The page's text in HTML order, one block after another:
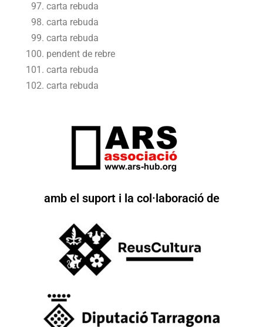
carta rebuda
carta rebuda
carta rebuda
pendent de rebre
carta rebuda
carta rebuda
amb el suport i la col·laboració de